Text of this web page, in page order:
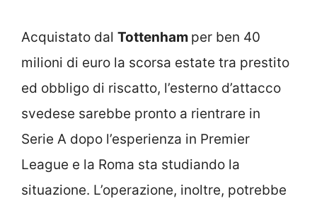
Acquistato dal Tottenham per ben 40
milioni di euro la scorsa estate tra prestito
ed obbligo di riscatto, l’esterno d’attacco
svedese sarebbe pronto a rientrare in
Serie A dopo l’esperienza in Premier
League e la Roma sta studiando la
situazione. L’operazione, inoltre, potrebbe